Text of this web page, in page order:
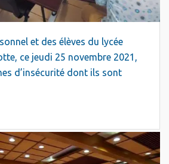
et des élèves du lycée
ce jeudi 25 novembre 2021,
d’insécurité dont ils sont